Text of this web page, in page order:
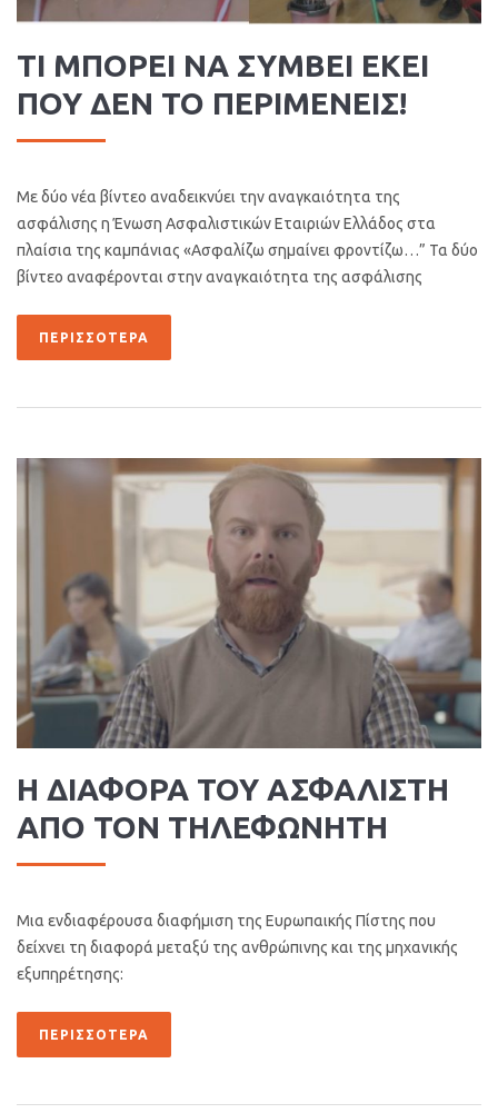
ΤΙ ΜΠΟΡΕΙ ΝΑ ΣΥΜΒΕΙ ΕΚΕΙ
ΠΟΥ ΔΕΝ ΤΟ ΠΕΡΙΜΕΝΕΙΣ!
Με δύο νέα βίντεο αναδεικνύει την αναγκαιότητα της
ασφάλισης η Ένωση Ασφαλιστικών Εταιριών Ελλάδος στα
πλαίσια της καμπάνιας «Ασφαλίζω σημαίνει φροντίζω…” Τα δύο
βίντεο αναφέρονται στην αναγκαιότητα της ασφάλισης
ΠΕΡΙΣΣΌΤΕΡΑ
Η ΔΙΑΦΟΡΑ ΤΟΥ ΑΣΦΑΛΙΣΤΗ
ΑΠΟ ΤΟΝ ΤΗΛΕΦΩΝΗΤΗ
Μια ενδιαφέρουσα διαφήμιση της Ευρωπαικής Πίστης που
δείχνει τη διαφορά μεταξύ της ανθρώπινης και της μηχανικής
εξυπηρέτησης:
ΠΕΡΙΣΣΌΤΕΡΑ